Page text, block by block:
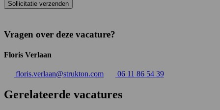
Sollicitatie verzenden
Vragen over deze vacature?
Floris Verlaan
floris.verlaan@strukton.com 06 11 86 54 39
Gerelateerde vacatures